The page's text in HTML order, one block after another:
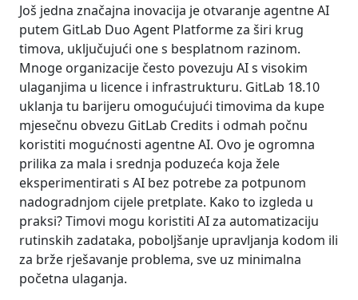
Još jedna značajna inovacija je otvaranje agentne AI
putem GitLab Duo Agent Platforme za širi krug
timova, uključujući one s besplatnom razinom.
Mnoge organizacije često povezuju AI s visokim
ulaganjima u licence i infrastrukturu. GitLab 18.10
uklanja tu barijeru omogućujući timovima da kupe
mjesečnu obvezu GitLab Credits i odmah počnu
koristiti mogućnosti agentne AI. Ovo je ogromna
prilika za mala i srednja poduzeća koja žele
eksperimentirati s AI bez potrebe za potpunom
nadogradnjom cijele pretplate. Kako to izgleda u
praksi? Timovi mogu koristiti AI za automatizaciju
rutinskih zadataka, poboljšanje upravljanja kodom ili
za brže rješavanje problema, sve uz minimalna
početna ulaganja.